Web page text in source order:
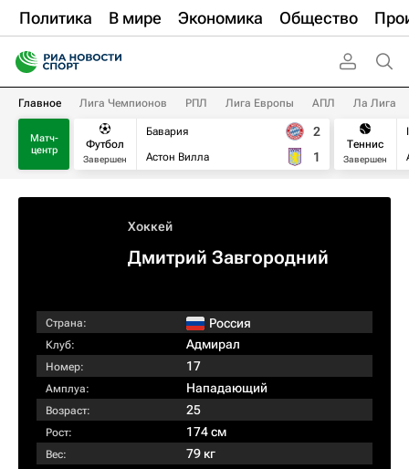
Политика В мире Экономика Общество
Главное Лига Чемпионов РПЛ Лига Европы АПЛ Ла Лига
Матч-
центр
Футбол
Завершен
Бавария
Астон Вилла
2
1
Теннис
Завершен
Хоккей
Дмитрий Завгородний
Страна: Россия
Клуб: Адмирал
Номер: 17
Амплуа: Нападающий
Возраст: 25
Рост: 174 см
Вес: 79 кг